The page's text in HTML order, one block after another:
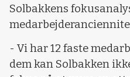
Solbakkens
- Vi har 12 faste
dem kan Solbakken